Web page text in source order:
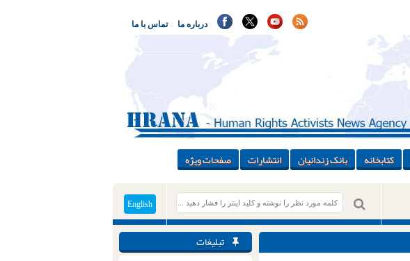
تماس با ما درباره ما
کتابخانه بانک زندانیان انتشارات صفحات ویژه
English
تبلیغات